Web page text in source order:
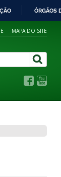
ÓRGÃOS
MAPA DO SITE